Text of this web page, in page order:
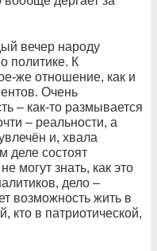
вечер народу
политике. К
же отношение, как и
Очень
– как-то размывается
– реальности, а
и, хвала
деле состоят
могут знать, как это
дело –
возможность жить в
кто в патриотической,